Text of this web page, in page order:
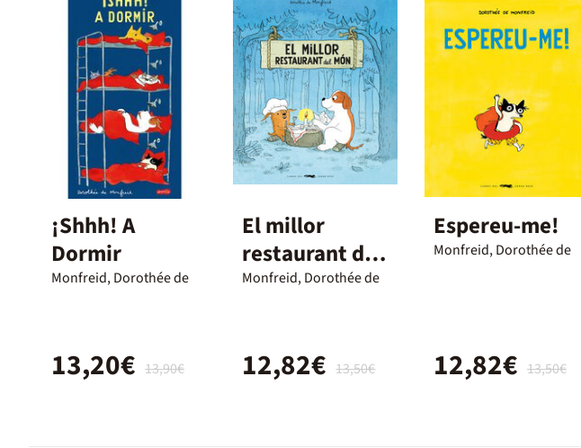
¡Shhh! A
Dormir
Monfreid, Dorothée de
13,90€
13,20€
El millor
restaurant del
món
Monfreid, Dorothée de
13,50€
12,82€
Espereu-me!
Monfreid, Dorothée de
13,50€
12,82€